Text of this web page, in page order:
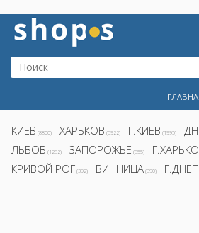
КИЕВ (8800) ХАРЬКОВ (5922) Г.КИЕВ (1995)
ЛЬВОВ (1282) ЗАПОРОЖЬЕ (855)
КРИВОЙ РОГ (392) ВИННИЦА (390)